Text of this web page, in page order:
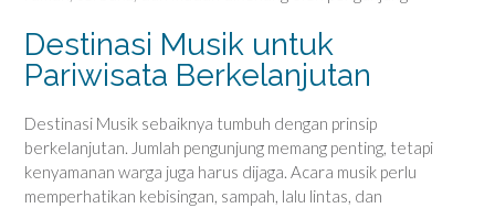
Destinasi Musik untuk
Pariwisata Berkelanjutan
Destinasi Musik sebaiknya tumbuh dengan prinsip
berkelanjutan. Jumlah pengunjung memang penting, tetapi
kenyamanan warga juga harus dijaga. Acara musik perlu
memperhatikan kebisingan, sampah, lalu lintas, dan